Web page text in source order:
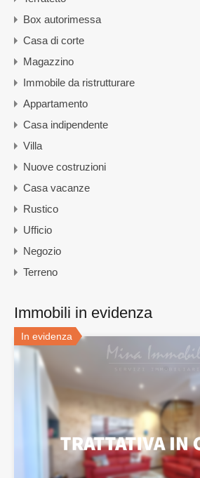
Box autorimessa
Casa di corte
Magazzino
Immobile da ristrutturare
Appartamento
Casa indipendente
Villa
Nuove costruzioni
Casa vacanze
Rustico
Ufficio
Negozio
Terreno
Immobili in evidenza
In evidenza